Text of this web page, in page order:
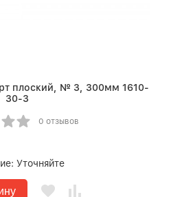
плоский, № 3, 300мм 1610-
30-3
0 отзывов
Уточняйте